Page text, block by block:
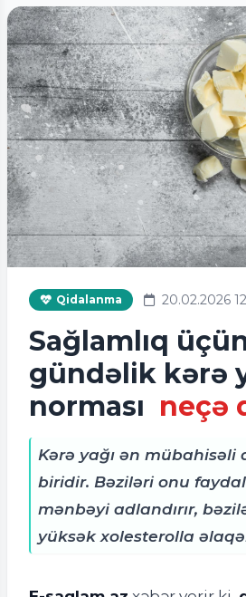
Qidalanma 20.02.2026
Sağlamlıq
gündəlik kərə
norması neçə
Kərə yağı ən mübahisəli
biridir. Bəziləri onu
mənbəyi adlandırır,
yüksək xolesterolla